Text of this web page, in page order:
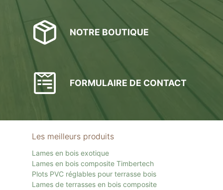
NOTRE BOUTIQUE
FORMULAIRE DE CONTACT
Les meilleurs produits
Lames en bois exotique
Lames en bois composite Timbertech
Plots PVC réglables pour terrasse bois
Lames de terrasses en bois composite